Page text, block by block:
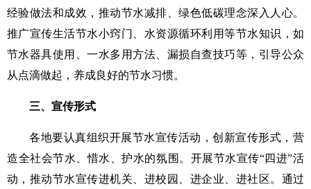
经验做法和成效，推动节水减排、绿色低碳理念深入人心。
推广宣传生活节水小窍门、水资源循环利用等节水知识，如
节水器具使用、一水多用方法、漏损自查技巧等，引导公众
从点滴做起，养成良好的节水习惯。
三、宣传形式
各地要认真组织开展节水宣传活动，创新宣传形式，营
造全社会节水、惜水、护水的氛围。开展节水宣传“四进”活
动，推动节水宣传进机关、进校园、进企业、进社区。通过